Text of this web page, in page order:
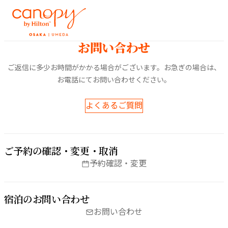
キ
お問い​合わせ
ご返信に​多少お時間が​かかる​場合が​ございます。​お急ぎの​場合は、​
お電話にてお問い​合わせください。
よくあるご質問
ご予約の​確認・変更・取消
予約確認・変更
宿泊の​お問い​合わせ
お問い合わせ